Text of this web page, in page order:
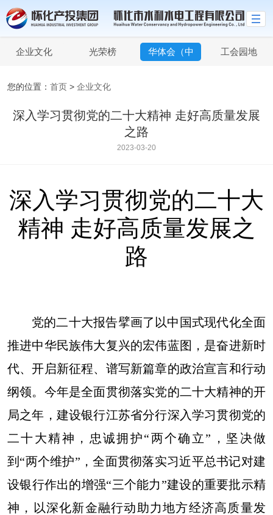
企业文化 光荣榜
华体会（中
工会园地
您的位置： 首页 > 企业文化
深入学习贯彻党的二十大精神 走好高质量发展
之路
2023-03-20
深入学习贯彻党的二十大
精神 走好高质量发展之
路
党的二十大报告擘画了以中国式现代化全面
推进中华民族伟大复兴的宏伟蓝图，是奋进新时
代、开启新征程、谱写新篇章的政治宣言和行动
纲领。今年是全面贯彻落实党的二十大精神的开
局之年，建设银行江苏省分行深入学习贯彻党的
二十大精神，忠诚拥护“两个确立”，坚决做
到“两个维护”，全面贯彻落实习近平总书记对建
设银行作出的增强“三个能力”建设的重要批示精
神，以深化新金融行动助力地方经济高质量发